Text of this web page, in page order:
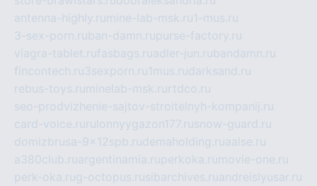
antenna-highly.ru mine-lab-msk.ru1-mus.ru
3-sex-porn.ruban-damn.rupurse-factory.ru
viagra-tablet.rufasbags.ruadler-jun.rubandamn.ru
fincontech.ru3sexporn.ru1mus.rudarksand.ru
rebus-toys.ru minelab-msk.ru rtdco.ru
seo-prodvizhenie-sajtov-stroitelnyh-kompanij.ru
card-voice.ru rulonnyygazon177.rusnow-guard.ru
domizbrusa-9x12spb.rudemaholding.ruaalse.ru
a380club.ruargentinamia.ruperkoka.ru movie-one.ru
perk-oka.rug-octopus.rusibarchives.ruandreislyusar.ru